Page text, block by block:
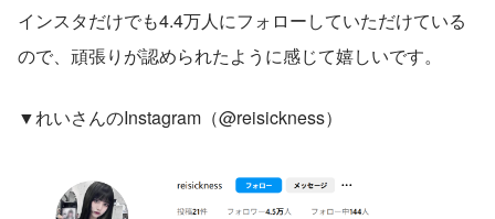
インスタだけでも4.4万人にフォローしていただけている
ので、頑張りが認められたように感じて嬉しいです。
▼れいさんのInstagram（@reisickness）